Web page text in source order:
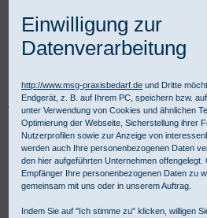
Praxisbedarf Shop Labor Laborzubehör
Salbendose mit Schraubdeckel
Einwilligung zur
Datenverarbeitung
http://www.msg-praxisbedarf.de und Dritte
Endgerät, z. B. auf Ihrem PC, speichern bzw.
unter Verwendung von Cookies und ähnlichen
Optimierung der Webseite, Sicherstellung ihrer
Nutzerprofilen sowie zur Anzeige von
werden auch Ihre personenbezogenen Daten
den hier aufgeführten Unternehmen
Empfänger Ihre personenbezogenen Daten zu
gemeinsam mit uns oder in unserem Auftrag.
Indem Sie auf "Ich stimme zu" klicken, willigen